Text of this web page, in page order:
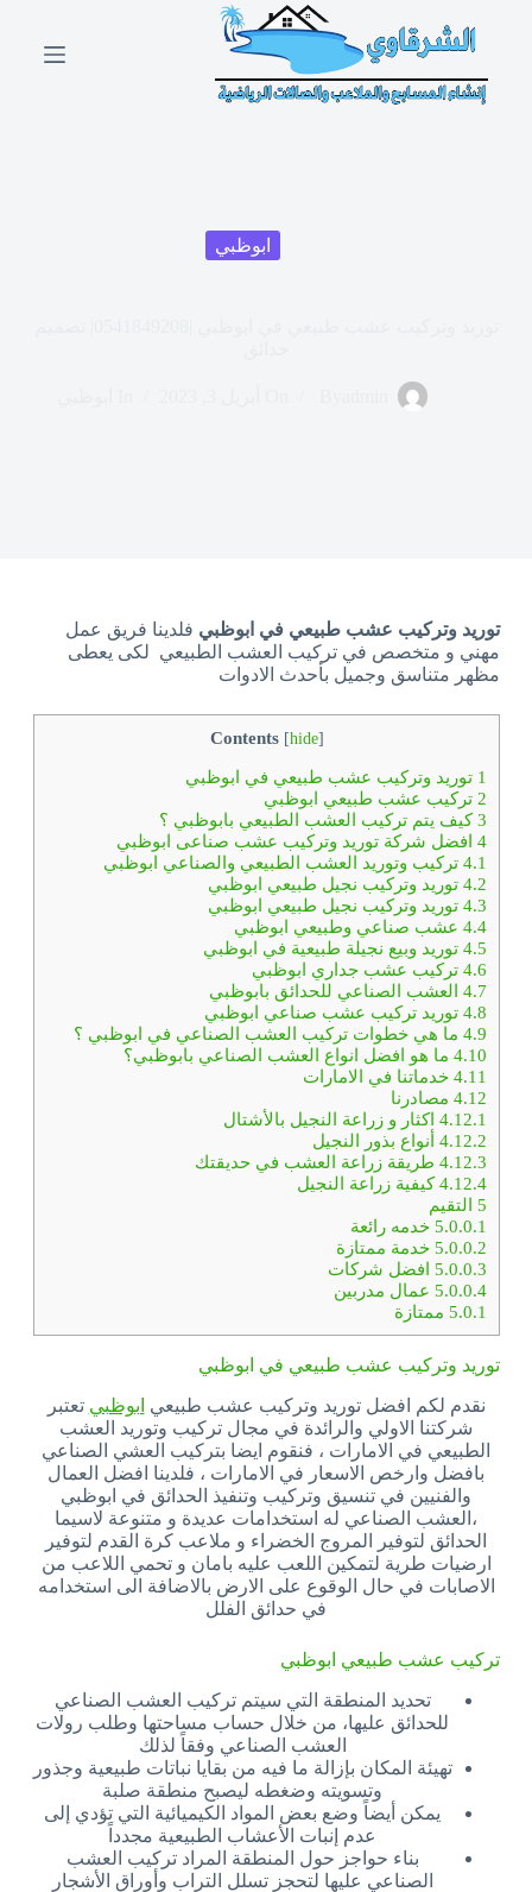
ابوظبي
توريد وتركيب عشب طبيعي في ابوظبي فلدينا فريق عمل
مهني و متخصص في تركيب العشب الطبيعي لكى يعطى
مظهر متناسق وجميل بأحدث الادوات
Contents [hide]
1 توريد وتركيب عشب طبيعي في ابوظبي
2 تركيب عشب طبيعي ابوظبي
3كيف يتم تركيب العشب الطبيعي بابوظبي ؟
4افضل شركة توريد وتركيب عشب صناعى ابوظبي
4.1تركيب وتوريد العشب الطبيعي والصناعي ابوظبي
4.2توريد وتركيب نجيل طبيعي ابوظبي
4.3توريد وتركيب نجيل طبيعي ابوظبي
4.4عشب صناعي وطبيعي ابوظبي
4.5توريد وبيع نجيلة طبيعية في ابوظبي
4.6تركيب عشب جداري ابوظبي
4.7العشب الصناعي للحدائق بابوظبي
4.8توريد تركيب عشب صناعي ابوظبي
4.9ما هي خطوات تركيب العشب الصناعي في ابوظبي ؟
4.10ما هو افضل انواع العشب الصناعي بابوظبي؟
4.11خدماتنا في الامارات
4.12مصادرنا
4.12.1اكثار و زراعة النجيل بالأشتال
4.12.2أنواع بذور النجيل
4.12.3طريقة زراعة العشب في حديقتك
4.12.4كيفية زراعة النجيل
5التقيم
5.0.0.1خدمه رائعة
5.0.0.2خدمة ممتازة
5.0.0.3افضل شركات
5.0.0.4عمال مدربين
5.0.1ممتازة
توريد وتركيب عشب طبيعي في ابوظبي
نقدم لكم افضل توريد وتركيب عشب طبيعي ابوظبي تعتبر
شركتنا الاولي والرائدة في مجال تركيب وتوريد العشب
الطبيعي في الامارات ، فنقوم ايضا بتركيب العشي الصناعي
بافضل وارخص الاسعار في الامارات ، فلدينا افضل العمال
والفنيين في تنسيق وتركيب وتنفيذ الحدائق في ابوظبي
،العشب الصناعي له استخدامات عديدة و متنوعة لاسيما
الحدائق لتوفير المروج الخضراء و ملاعب كرة القدم لتوفير
ارضيات طرية لتمكين اللعب عليه بامان و تحمي اللاعب من
الاصابات في حال الوقوع على الارض بالاضافة الى استخدامه
في حدائق الفلل
تركيب عشب طبيعي ابوظبي
تحديد المنطقة التي سيتم تركيب العشب الصناعي
للحدائق عليها، من خلال حساب مساحتها وطلب رولات
العشب الصناعي وفقاً لذلك
تهيئة المكان بإزالة ما فيه من بقايا نباتات طبيعية وجذور
وتسويته وضغطه ليصبح منطقة صلبة
يمكن أيضاً وضع بعض المواد الكيميائية التي تؤدي إلى
عدم إنبات الأعشاب الطبيعية مجدداً
بناء حواجز حول المنطقة المراد تركيب العشب
الصناعي عليها لتحجز تسلل التراب وأوراق الأشجار